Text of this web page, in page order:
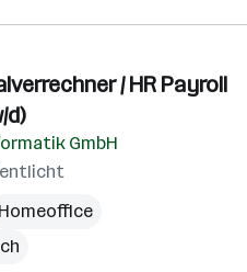
/ HR Payroll
d)
GmbH
Homeoffice